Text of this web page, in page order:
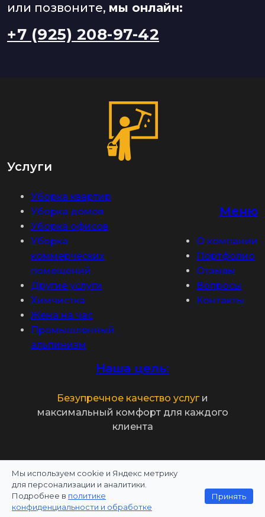
или позвоните, мы онлайн:
+7 (925) 208-97-42
Услуги
Уборка квартир
Уборка домов
Уборка офисов
Уборка
коммерческих
помещений
Другие услуги
Химчистка
Жена на час
Промышленный
альпинизм
Меню
О компании
Портфолио
Отзывы
Вопросы
Контакты
Наша цель:
Безупречное качество услуг и
максимальный комфорт для каждого
клиента
Политика конфиденциальности
Информация на сайте не является публичной
офертой
Мы используем cookie и Яндекс метрику
для персонализации и аналитики.
Подробнее в политике
конфиденциальности и обработке
Принять